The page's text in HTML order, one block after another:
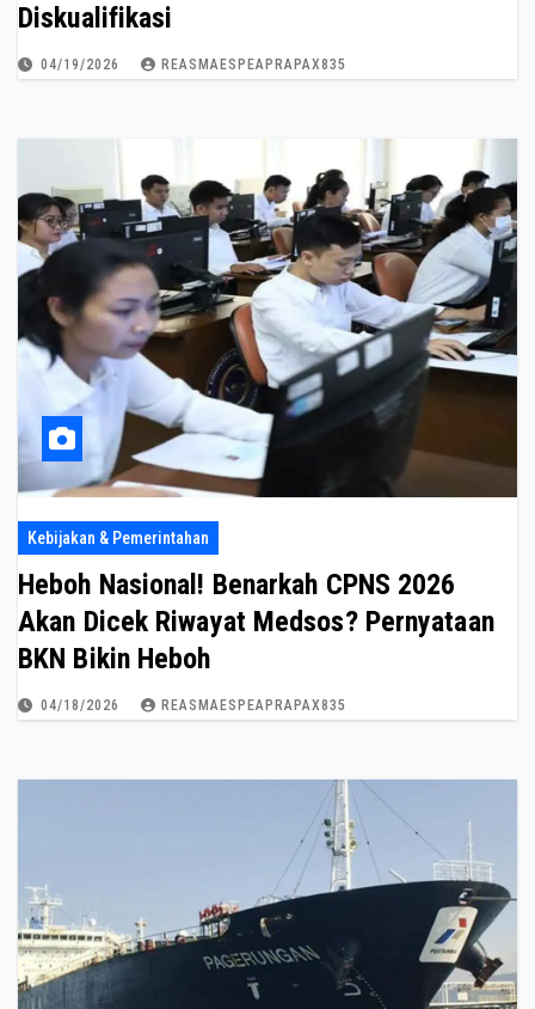
Diskualifikasi
04/19/2026 REASMAESPEAPRAPAX835
Kebijakan & Pemerintahan
Heboh Nasional! Benarkah CPNS 2026
Akan Dicek Riwayat Medsos? Pernyataan
BKN Bikin Heboh
04/18/2026 REASMAESPEAPRAPAX835